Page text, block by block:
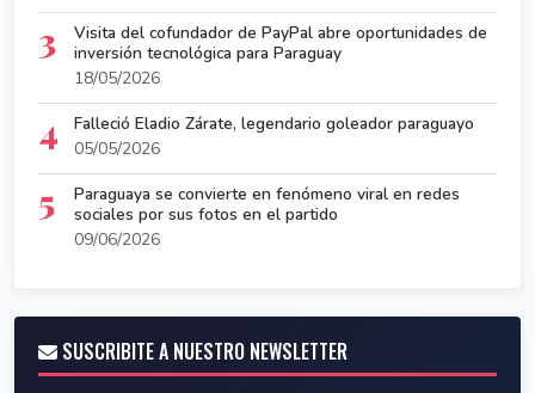
3
Visita del cofundador de PayPal abre oportunidades de
inversión tecnológica para Paraguay
18/05/2026
4
Falleció Eladio Zárate, legendario goleador paraguayo
05/05/2026
5
Paraguaya se convierte en fenómeno viral en redes
sociales por sus fotos en el partido
09/06/2026
SUSCRIBITE A NUESTRO NEWSLETTER